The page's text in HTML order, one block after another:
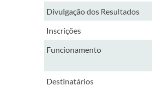
​Divulgação dos Resultados
​Inscrições
​Funcionamento
​Destinatários